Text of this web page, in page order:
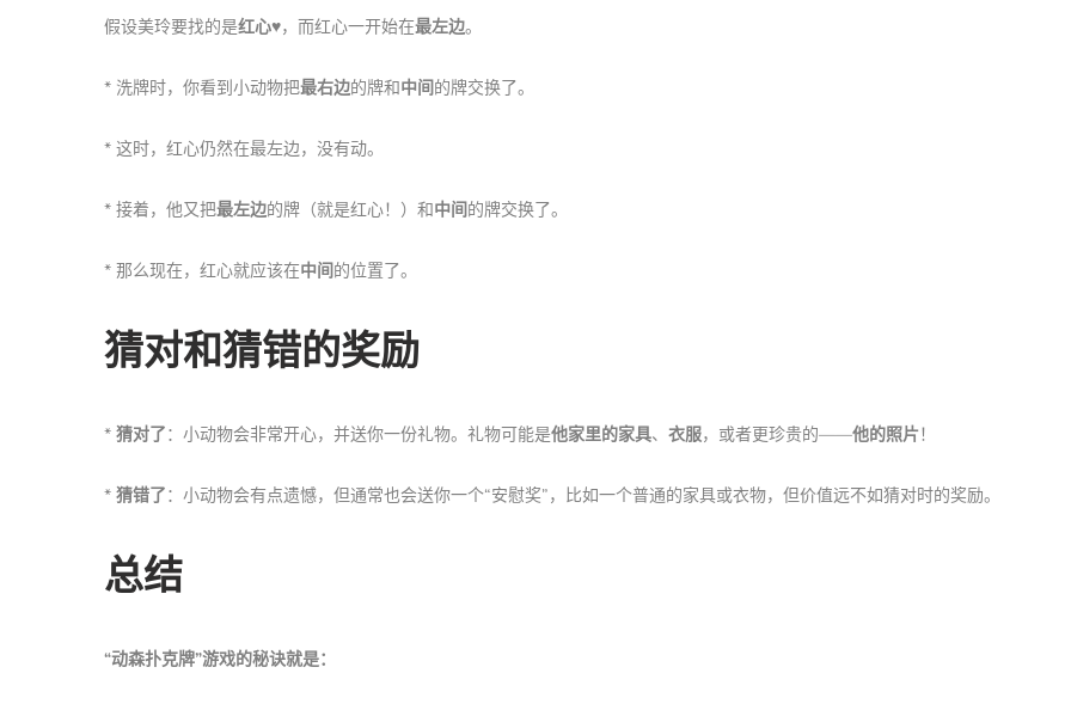
假设美玲要找的是红心♥️，而红心一开始在最左边。
* 洗牌时，你看到小动物把最右边的牌和中间的牌交换了。
* 这时，红心仍然在最左边，没有动。
* 接着，他又把最左边的牌（就是红心！）和中间的牌交换了。
* 那么现在，红心就应该在中间的位置了。
猜对和猜错的奖励
* 猜对了：小动物会非常开心，并送你一份礼物。礼物可能是他家里的家具、 衣服，或者更珍贵的——他的照片！
* 猜错了：小动物会有点遗憾，但通常也会送你一个“安慰奖”，比如一个普通的家具或衣物，但价值远不如猜对时的奖励。
总结
“动森扑克牌”游戏的秘诀就是：